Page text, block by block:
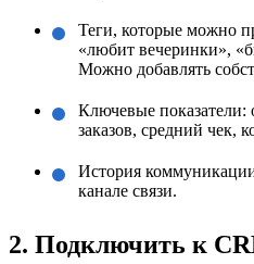
Теги, которые можно
«любит вечеринки»,
Можно добавлять
Ключевые показатели:
заказов, средний чек,
История
канале связи.
2. Подключить к